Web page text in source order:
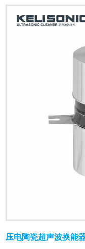
压电陶瓷超声波换能